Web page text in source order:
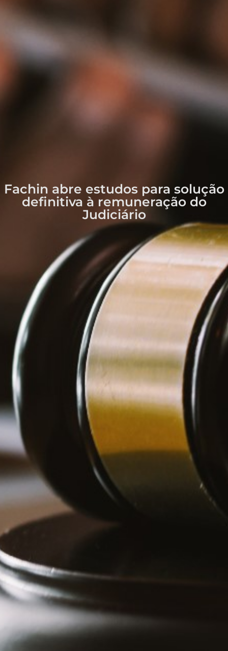
Fachin abre estudos para solução
definitiva à remuneração do
Judiciário